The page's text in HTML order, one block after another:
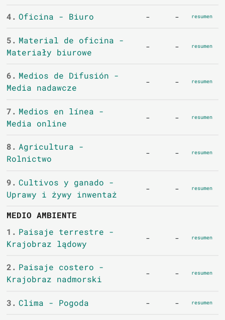
4. Oficina - Biuro - - resumen
5. Material de oficina -
Materiały biurowe
- - resumen
6. Medios de Difusión -
Media nadawcze
- - resumen
7. Medios en línea -
Media online
- - resumen
8. Agricultura -
Rolnictwo
- - resumen
9. Cultivos y ganado -
Uprawy i żywy inwentaż
- - resumen
MEDIO AMBIENTE
1. Paisaje terrestre -
Krajobraz lądowy
- - resumen
2. Paisaje costero -
Krajobraz nadmorski
- - resumen
3. Clima - Pogoda - - resumen